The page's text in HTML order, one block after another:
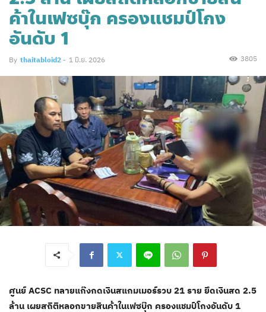
ค้าในเฟซบุ๊ก ครองแชมป์โกง
อันดับ 1
By thaitabloid2 - 1 มิ.ย. 2026 3805
ศูนย์ ACSC ทลายแก๊งกดเงินสแกมเมอร์รวบ 21 ราย ยึดเงินสด 2.5
ล้าน เผยสถิติหลอกขายสินค้าในเฟซบุ๊ก ครองแชมป์โกงอันดับ 1